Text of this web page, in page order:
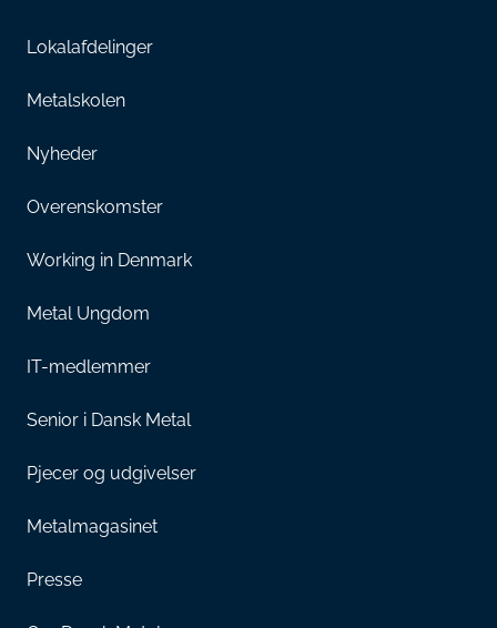
Lokalafdelinger
Metalskolen
Nyheder
Overenskomster
Working in Denmark
Metal Ungdom
IT-medlemmer
Senior i Dansk Metal
Pjecer og udgivelser
Metalmagasinet
Presse